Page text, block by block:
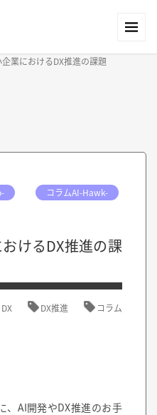
業におけるDX推進の課題
コラムAI-Hawk-
けるDX推進の課
DX DX推進 コラム
、AI開発やDX推進のお手